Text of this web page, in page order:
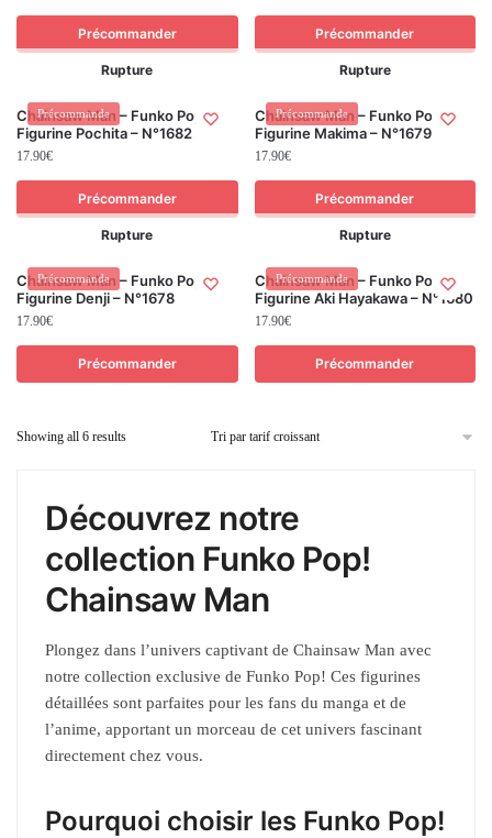
Précommander Précommander
Précommande
Rupture
Chainsaw Man – Funko Pop! –
Figurine Pochita – N°1682
17.90€
Précommander
Précommande
Rupture
Chainsaw Man – Funko Pop! –
Figurine Makima – N°1679
17.90€
Précommander
Précommande
Rupture
Chainsaw Man – Funko Pop! –
Figurine Denji – N°1678
17.90€
Précommander
Précommande
Rupture
Chainsaw Man – Funko Pop! –
Figurine Aki Hayakawa – N°1680
17.90€
Précommander
Showing all 6 results
Découvrez notre
collection Funko Pop!
Chainsaw Man
Plongez dans l’univers captivant de Chainsaw Man avec
notre collection exclusive de Funko Pop! Ces figurines
détaillées sont parfaites pour les fans du manga et de
l’anime, apportant un morceau de cet univers fascinant
directement chez vous.
Pourquoi choisir les Funko Pop!